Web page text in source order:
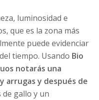
luminosidad e
que es la zona más
puede evidenciar
tiempo. Usando Bio
notarás una
arrugas y después de
gallo y un